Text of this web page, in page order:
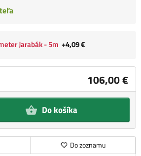
106,00 €
Do košíka
Do zoznamu
Jarabák - 5m +4,09 €